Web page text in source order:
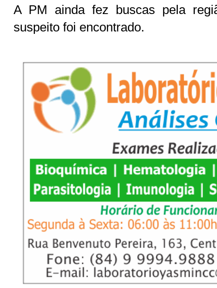
A PM ainda fez buscas pela
suspeito foi encontrado.